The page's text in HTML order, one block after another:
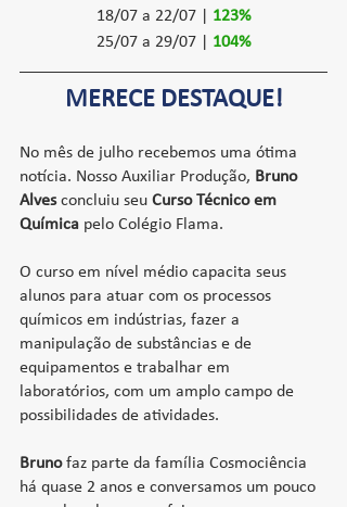
18/07 a 22/07 | 123%
25/07 a 29/07 | 104%
MERECE DESTAQUE!
No mês de julho recebemos uma ótima
notícia. Nosso Auxiliar Produção, Bruno
Alves concluiu seu Curso Técnico em
Química pelo Colégio Flama.
O curso em nível médio capacita seus
alunos para atuar com os processos
químicos em indústrias, fazer a
manipulação de substâncias e de
equipamentos e trabalhar em
laboratórios, com um amplo campo de
possibilidades de atividades.
Bruno faz parte da família Cosmociência
há quase 2 anos e conversamos um pouco